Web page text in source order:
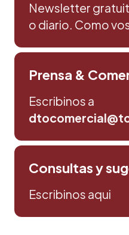
Newsletter
o diario. Como
Prensa &
Escribinos a
Consultas y
Escribinos aqui